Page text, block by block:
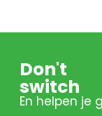
Don't
switch
En helpen je